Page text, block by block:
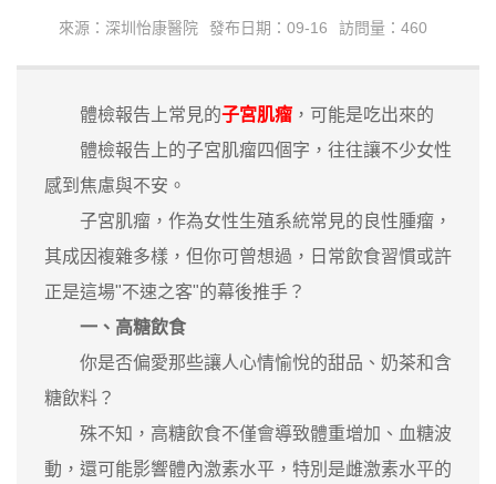
來源：深圳怡康醫院 發布日期：09-16 訪問量：460
體檢報告上常見的子宮肌瘤 ，可能是吃出來的
體檢報告上的子宮肌瘤四個字，往往讓不少女性
感到焦慮與不安。
子宮肌瘤，作為女性生殖系統常見的良性腫瘤，
其成因複雜多樣，但你可曾想過，日常飲食習慣或許
正是這場"不速之客"的幕後推手？
一、高糖飲食
你是否偏愛那些讓人心情愉悅的甜品、奶茶和含
糖飲料？
殊不知，高糖飲食不僅會導致體重增加、血糖波
動，還可能影響體內激素水平，特別是雌激素水平的